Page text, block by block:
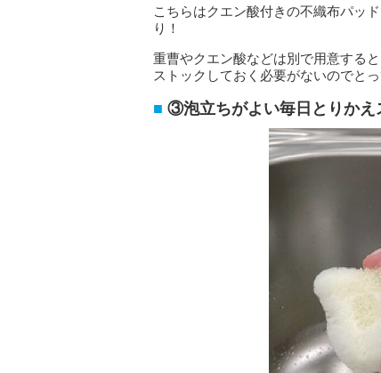
こちらはクエン酸付きの不織布パッ
り！
重曹やクエン酸などは別で用意する
ストックしておく必要がないのでとっ
③泡立ちがよい毎日とりかえ